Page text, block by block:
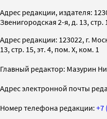
Адрес редакции, издателя:
Звенигородская 2-я, д. 13, стр.
Адрес редакции: 123022, г.
13, стр. 15, эт. 4, пом. X, ком. 1
Главный редактор: Мазурин
Адрес электронной почты
Номер телефона редакции: +7